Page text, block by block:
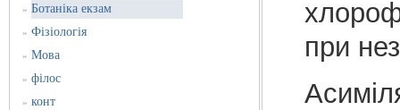
» Ботаніка екзам
» Фізіологія
» Мова
» філос
» конт
при